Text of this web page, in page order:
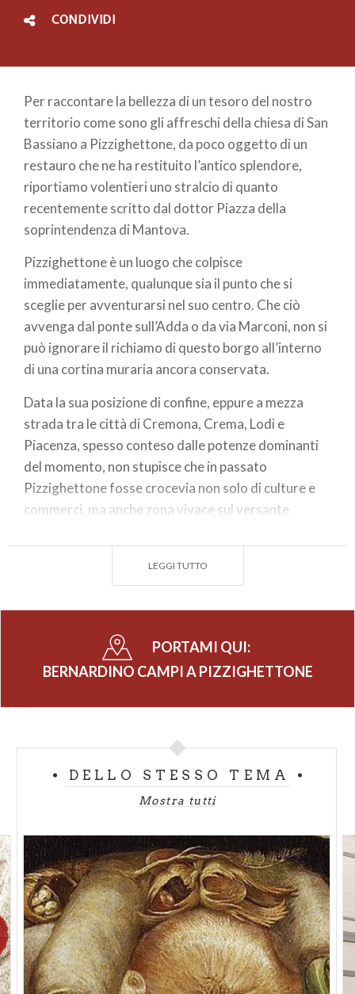
CONDIVIDI
Per raccontare la bellezza di un tesoro del nostro
territorio come sono gli affreschi della chiesa di San
Bassiano a Pizzighettone, da poco oggetto di un
restauro che ne ha restituito l’antico splendore,
riportiamo volentieri uno stralcio di quanto
recentemente scritto dal dottor Piazza della
soprintendenza di Mantova.
Pizzighettone è un luogo che colpisce
immediatamente, qualunque sia il punto che si
sceglie per avventurarsi nel suo centro. Che ciò
avvenga dal ponte sull’Adda o da via Marconi, non si
può ignorare il richiamo di questo borgo all’interno
di una cortina muraria ancora conservata.
Data la sua posizione di confine, eppure a mezza
strada tra le città di Cremona, Crema, Lodi e
Piacenza, spesso conteso dalle potenze dominanti
del momento, non stupisce che in passato
Pizzighettone fosse crocevia non solo di culture e
commerci, ma anche zona vivace sul versante
dell’antico castello, stanno lì a ricordarlo.
Anche la chiesa parrocchiale dedicata a San
Bassiano è scrigno di numerose opere, non sempre
esempio, non è scontato accorgersi che in
controfacciata campeggia una Crocifissione
con i Profeti lungo la navata centrale. Questi ultimi
La decorazione fu intrapresa all’inizio del quinto
decennio del Cinquecento, quando il giovane
Bernardino Campi, nato il 31 dicembre 1521, aveva
da poco concluso il periodo di formazione a
Mantova: non a caso la Crocifissione è intessuta di
un’eleganza memore degli anni appena trascorsi
nella città dei Gonzaga, dove il protagonista è Giulio
Romano con la sua équipe di collaboratori. Le
notevoli dimensioni dell’affresco, che costrinsero i
fabbricieri della chiesa di San Bassiano a tamponare
il rosone della facciata, risentono forse del
LEGGI TUTTO
PORTAMI QUI:
BERNARDINO CAMPI A PIZZIGHETTONE
DELLO STESSO TEMA
Mostra tutti